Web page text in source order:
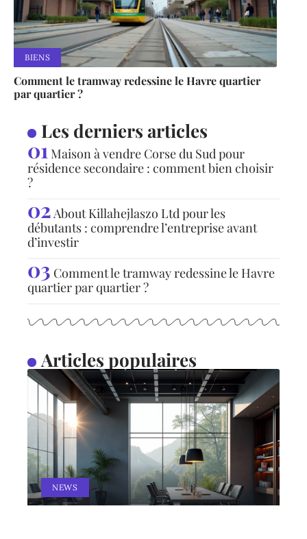
BIENS
Comment le tramway redessine le Havre quartier
par quartier ?
Les derniers articles
Maison à vendre Corse du Sud pour
résidence secondaire : comment bien choisir
?
About Killahejlaszo Ltd pour les
débutants : comprendre l’entreprise avant
d’investir
Comment le tramway redessine le Havre
quartier par quartier ?
Articles populaires
NEWS
Nouveaux matériaux du